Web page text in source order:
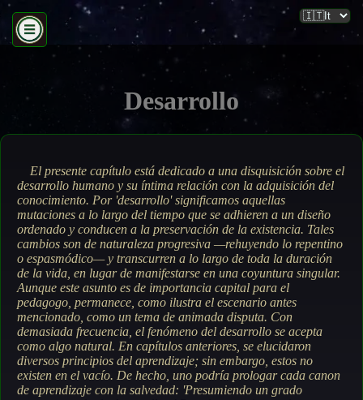
Desarrollo
El presente capítulo está dedicado a una disquisición sobre el
desarrollo humano y su íntima relación con la adquisición del
conocimiento. Por 'desarrollo' significamos aquellas
mutaciones a lo largo del tiempo que se adhieren a un diseño
ordenado y conducen a la preservación de la existencia. Tales
cambios son de naturaleza progresiva —rehuyendo lo repentino
o espasmódico— y transcurren a lo largo de toda la duración
de la vida, en lugar de manifestarse en una coyuntura singular.
Aunque este asunto es de importancia capital para el
pedagogo, permanece, como ilustra el escenario antes
mencionado, como un tema de animada disputa. Con
demasiada frecuencia, el fenómeno del desarrollo se acepta
como algo natural. En capítulos anteriores, se elucidaron
diversos principios del aprendizaje; sin embargo, estos no
existen en el vacío. De hecho, uno podría prologar cada canon
de aprendizaje con la salvedad: 'Presumiendo un grado